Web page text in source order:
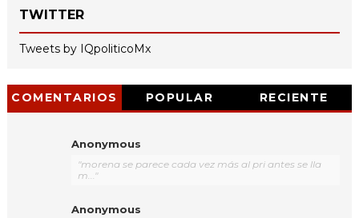
TWITTER
Tweets by IQpoliticoMx
COMENTARIOS POPULAR RECIENTE
Anonymous
"morena se parece cada vez más al pri antes se lla
m..."
Anonymous